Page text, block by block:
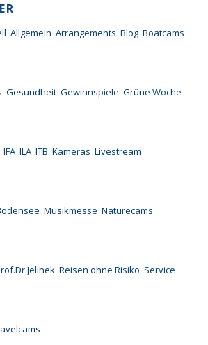
Allgemein Arrangements Blog Boatcams
Gesundheit Gewinnspiele Grüne Woche
IFA ILA ITB Kameras Livestream
Musikmesse Naturecams
Reisen ohne Risiko Service